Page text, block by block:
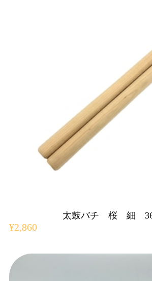
太鼓バチ 桜 細
¥2,860